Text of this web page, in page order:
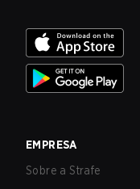
EMPRESA
Sobre a Strafe